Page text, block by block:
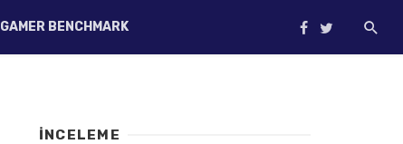
GAMER BENCHMARK
İNCELEME